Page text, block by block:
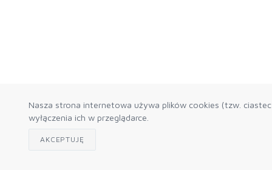
Nasza strona internetowa używa plików cookies (tzw.
wyłączenia ich w przeglądarce.
AKCEPTUJĘ